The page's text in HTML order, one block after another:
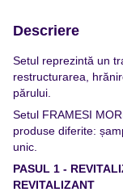
Descriere
Setul reprezintă un
restructurarea,
părului.
Setul FRAMESI
produse diferite:
unic.
PASUL 1 -
REVITALIZANT